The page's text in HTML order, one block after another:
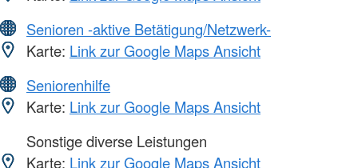
Senioren -aktive Betätigung/Netzwerk-
Karte: Link zur Google Maps Ansicht
Seniorenhilfe
Karte: Link zur Google Maps Ansicht
Sonstige diverse Leistungen
Karte: Link zur Google Maps Ansicht